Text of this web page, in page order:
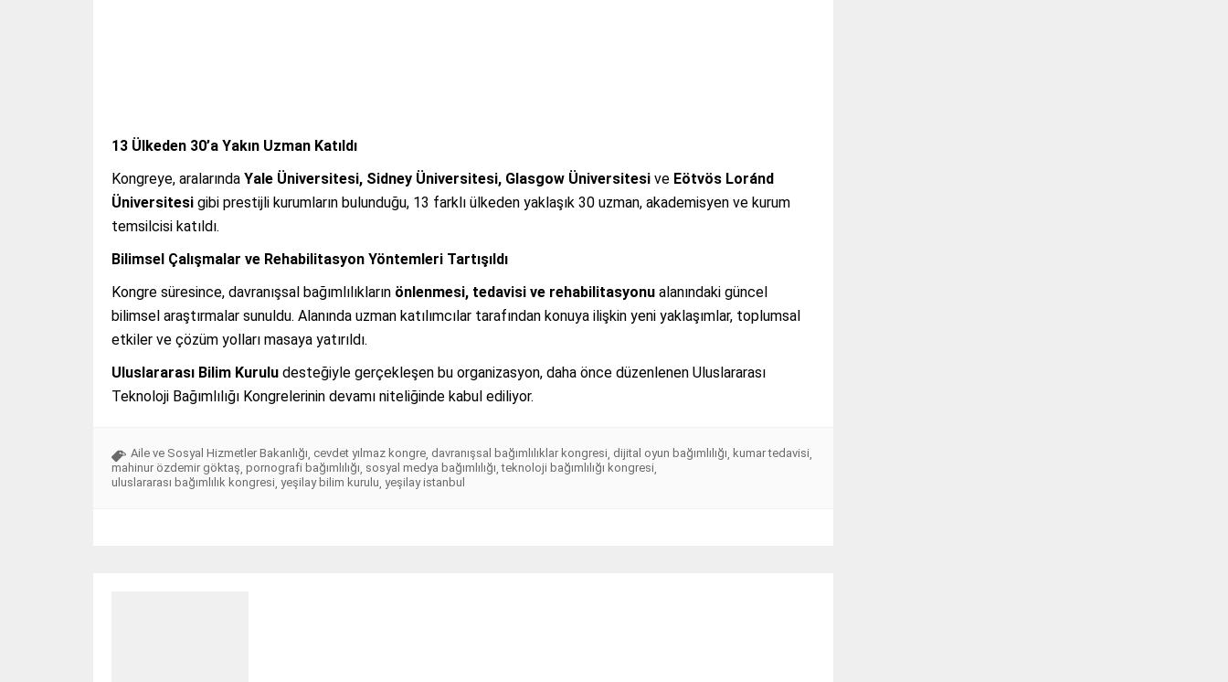
13 Ülkeden 30’a Yakın Uzman Katıldı
Kongreye, aralarında Yale Üniversitesi, Sidney Üniversitesi, Glasgow Üniversitesi ve Eötvös Loránd
Üniversitesi gibi prestijli kurumların bulunduğu, 13 farklı ülkeden yaklaşık 30 uzman, akademisyen ve kurum
temsilcisi katıldı.
Bilimsel Çalışmalar ve Rehabilitasyon Yöntemleri Tartışıldı
Kongre süresince, davranışsal bağımlılıkların önlenmesi, tedavisi ve rehabilitasyonu alanındaki güncel
bilimsel araştırmalar sunuldu. Alanında uzman katılımcılar tarafından konuya ilişkin yeni yaklaşımlar, toplumsal
etkiler ve çözüm yolları masaya yatırıldı.
Uluslararası Bilim Kurulu desteğiyle gerçekleşen bu organizasyon, daha önce düzenlenen Uluslararası
Teknoloji Bağımlılığı Kongrelerinin devamı niteliğinde kabul ediliyor.
Aile ve Sosyal Hizmetler Bakanlığı, cevdet yılmaz kongre, davranışsal bağımlılıklar kongresi, dijital oyun bağımlılığı, kumar tedavisi,
mahinur özdemir göktaş, pornografi bağımlılığı, sosyal medya bağımlılığı,teknoloji bağımlılığı kongresi,
uluslararası bağımlılık kongresi, yeşilay bilim kurulu, yeşilay istanbul